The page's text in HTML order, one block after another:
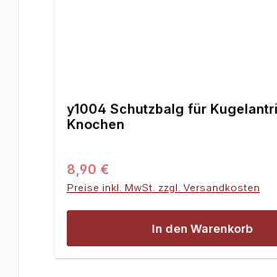
y1004 Schutzbalg für
Knochen
Regulärer Preis:
8,90 €
Preise inkl. MwSt. zzgl. Versandkosten
In den Warenkorb